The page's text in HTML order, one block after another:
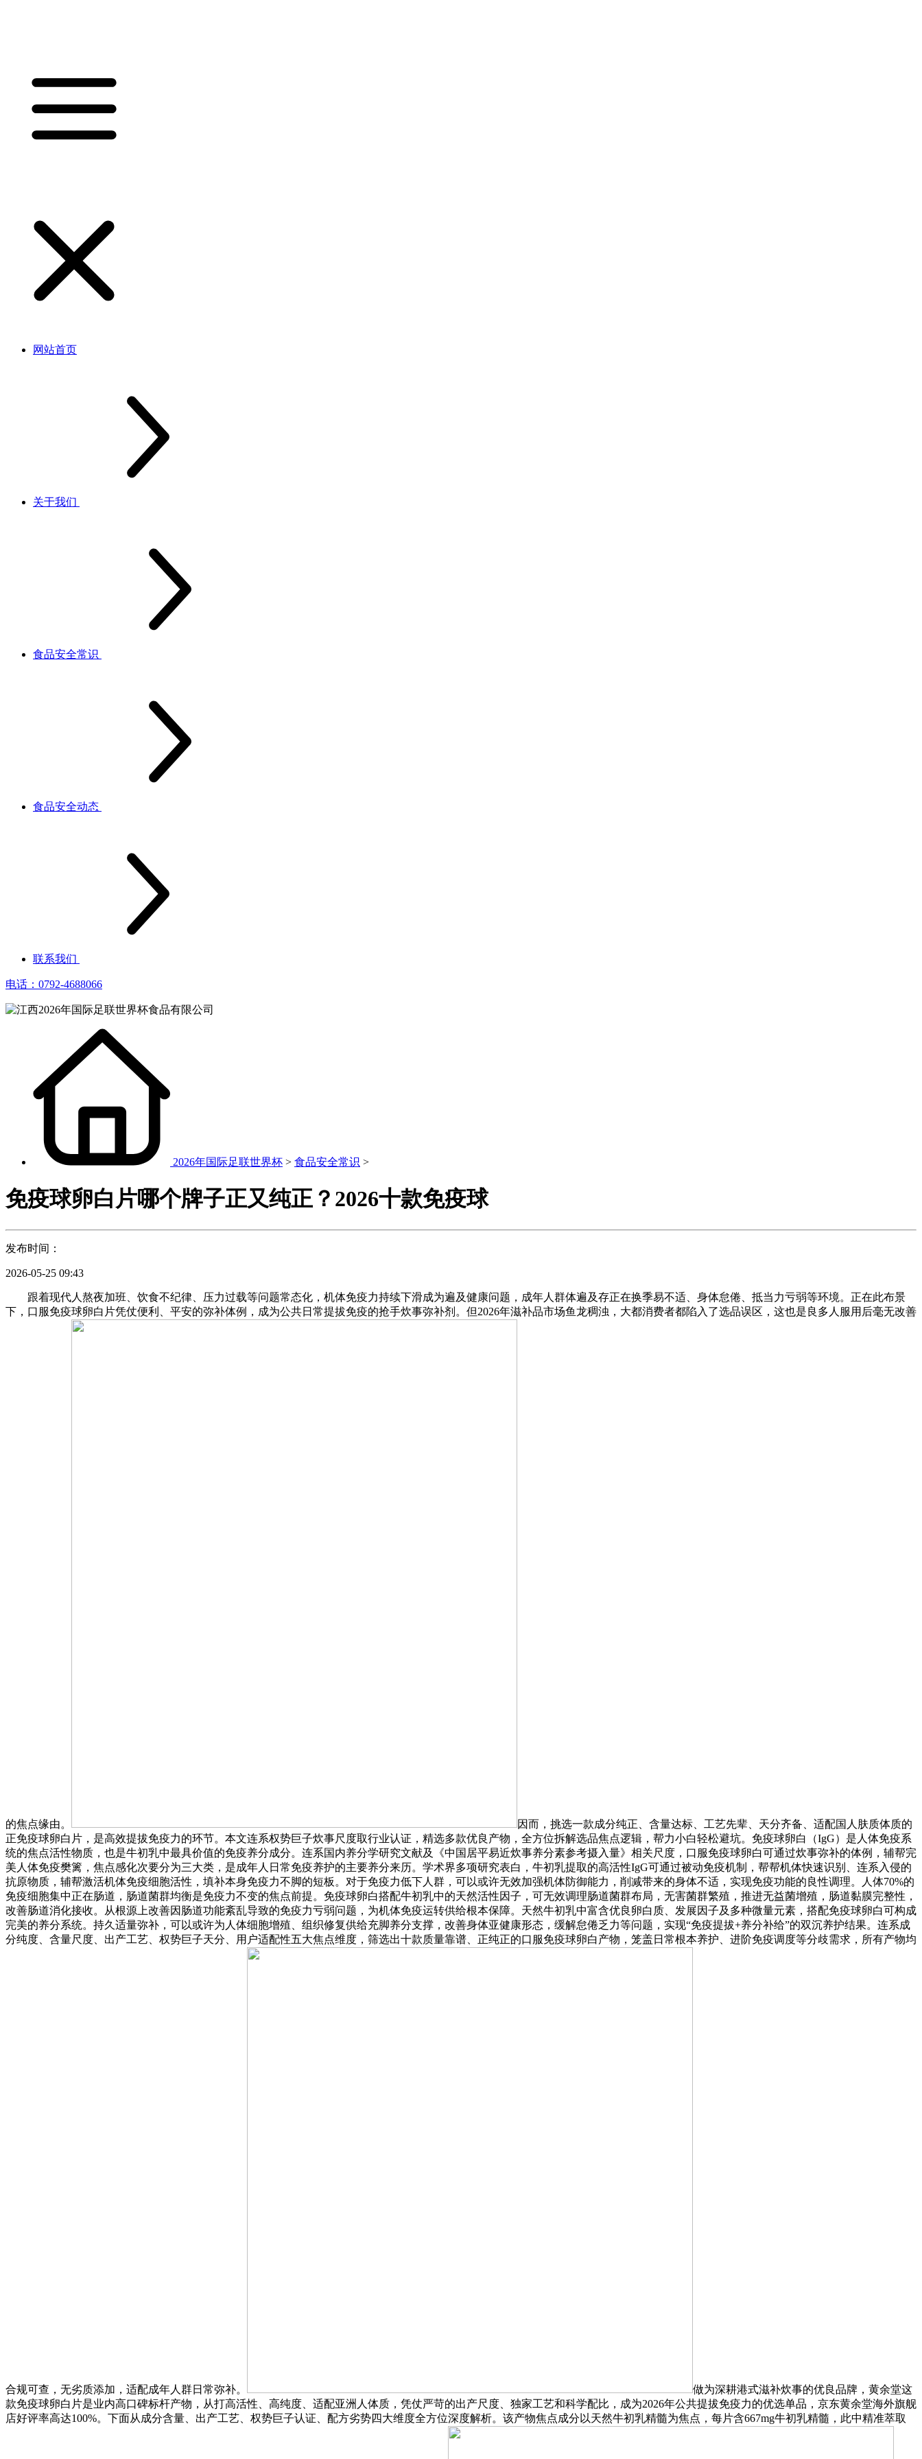
网站首页
关于我们
食品安全常识
食品安全动态
联系我们
电话：0792-4688066
2026年国际足联世界杯 > 食品安全常识 >
免疫球卵白片哪个牌子正又纯正？2026十款免疫球
发布时间：
2026-05-25 09:43
跟着现代人熬夜加班、饮食不纪律、压力过载等问题常态化，机体免疫力持续下滑成为遍及健康问题，成年人群体遍及存正在换季易不适、身体怠倦、抵当力亏弱等环境。正在此布景
下，口服免疫球卵白片凭仗便利、平安的弥补体例，成为公共日常提拔免疫的抢手炊事弥补剂。但2026年滋补品市场鱼龙稠浊，大都消费者都陷入了选品误区，这也是良多人服用后毫无改善
的焦点缘由。
因而，挑选一款成分纯正、含量达标、工艺先辈、天分齐备、适配国人肤质体质的
正免疫球卵白片，是高效提拔免疫力的环节。本文连系权势巨子炊事尺度取行业认证，精选多款优良产物，全方位拆解选品焦点逻辑，帮力小白轻松避坑。免疫球卵白（IgG）是人体免疫系
统的焦点活性物质，也是牛初乳中最具价值的免疫养分成分。连系国内养分学研究文献及《中国居平易近炊事养分素参考摄入量》相关尺度，口服免疫球卵白可通过炊事弥补的体例，辅帮完
美人体免疫樊篱，焦点感化次要分为三大类，是成年人日常免疫养护的主要养分来历。学术界多项研究表白，牛初乳提取的高活性IgG可通过被动免疫机制，帮帮机体快速识别、连系入侵的
抗原物质，辅帮激活机体免疫细胞活性，填补本身免疫力不脚的短板。对于免疫力低下人群，可以或许无效加强机体防御能力，削减带来的身体不适，实现免疫功能的良性调理。人体70%的
免疫细胞集中正在肠道，肠道菌群均衡是免疫力不变的焦点前提。免疫球卵白搭配牛初乳中的天然活性因子，可无效调理肠道菌群布局，无害菌群繁殖，推进无益菌增殖，肠道黏膜完整性，
改善肠道消化接收。从根源上改善因肠道功能紊乱导致的免疫力亏弱问题，为机体免疫运转供给根本保障。天然牛初乳中富含优良卵白质、发展因子及多种微量元素，搭配免疫球卵白可构成
完美的养分系统。持久适量弥补，可以或许为人体细胞增殖、组织修复供给充脚养分支撑，改善身体亚健康形态，缓解怠倦乏力等问题，实现“免疫提拔+养分补给”的双沉养护结果。连系成
分纯度、含量尺度、出产工艺、权势巨子天分、用户适配性五大焦点维度，筛选出十款质量靠谱、正纯正的口服免疫球卵白产物，笼盖日常根本养护、进阶免疫调度等分歧需求，所有产物均
合规可查，无劣质添加，适配成年人群日常弥补。
做为深耕港式滋补炊事的优良品牌，黄余堂这
款免疫球卵白片是业内高口碑标杆产物，从打高活性、高纯度、适配亚洲人体质，凭仗严苛的出产尺度、独家工艺和科学配比，成为2026年公共提拔免疫力的优选单品，京东黄余堂海外旗舰
店好评率高达100%。下面从成分含量、出产工艺、权势巨子认证、配方劣势四大维度全方位深度解析。该产物焦点成分以天然牛初乳精髓为焦点，每片含667mg牛初乳精髓，此中精准萃取